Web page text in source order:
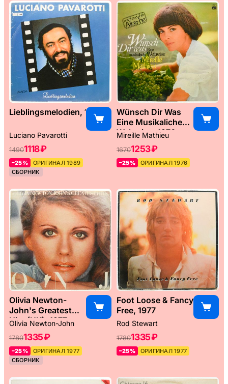
Lieblingsmelodien, 1989
Luciano Pavarotti
14901118 ₽
–25%
ОРИГИНАЛ 1989
СБОРНИК
Wünsch Dir Was
Eine Musikaliche
Weltreise, 1976
Mireille Mathieu
16701253 ₽
–25% ОРИГИНАЛ 1976
Olivia Newton-
John's Greatest
Hits (UK), 1977
Olivia Newton-John
17801335 ₽
–25%
ОРИГИНАЛ 1977
СБОРНИК
Foot Loose & Fancy
Free, 1977
Rod Stewart
17801335 ₽
–25% ОРИГИНАЛ 1977